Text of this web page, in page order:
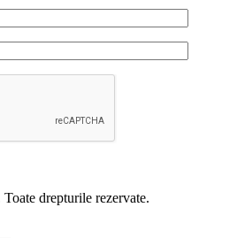
drepturile rezervate.